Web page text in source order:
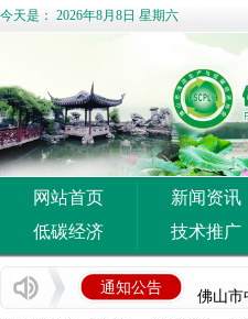
今天是： 2026年8月8日 星期六
网站首页 新闻资讯
低碳经济
技术推广
通知公告
企业推
佛山市
佛山市